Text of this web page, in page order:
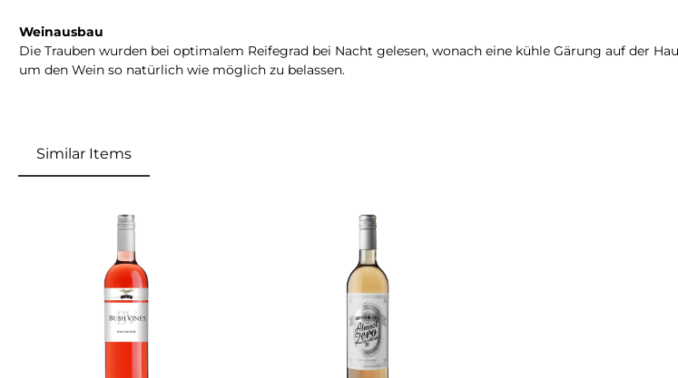
Weinausbau
Die Trauben wurden bei optimalem Reifegrad bei Nacht gelesen, wonach eine kühle Gärung auf der
um den Wein so natürlich wie möglich zu belassen.
Similar Items